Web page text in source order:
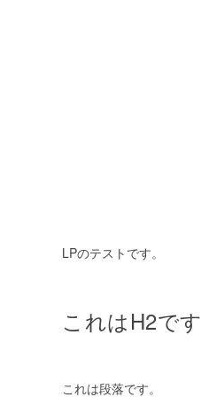
LPのテストです。
これはH2です
これは段落です。